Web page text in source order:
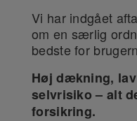
Vi har indgået
om en særlig
bedste for
Høj dækning,
selvrisiko – alt
forsikring.